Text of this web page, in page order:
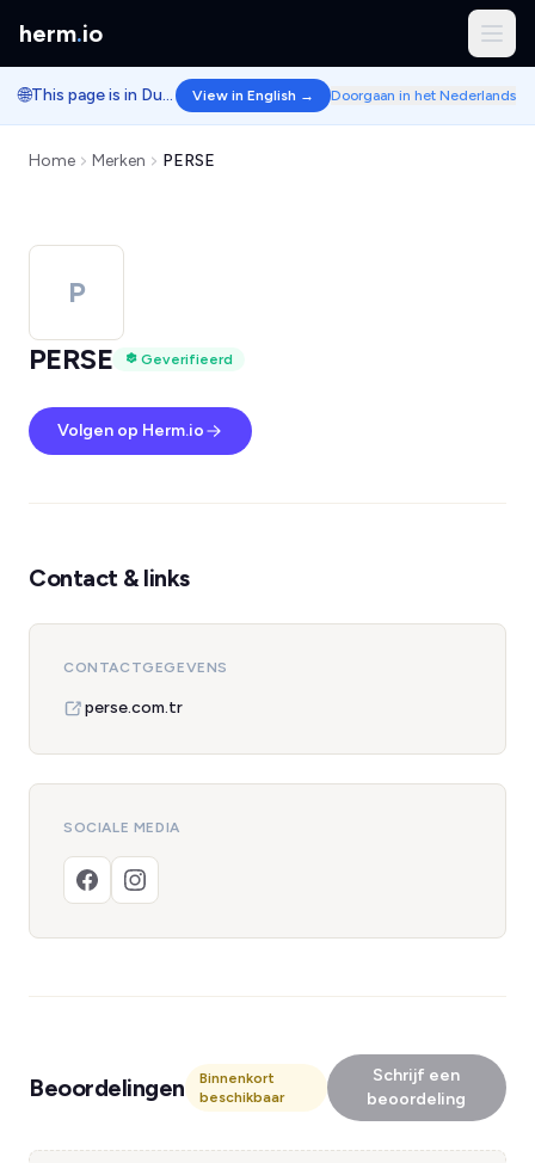
herm.io
🌐 This page is in Dutch. View in English → Doorgaan in het Nederlands
Home Merken PERSE
P
PERSE
Geverifieerd
Volgen op Herm.io
Contact & links
CONTACTGEGEVENS
perse.com.tr
SOCIALE MEDIA
Beoordelingen
Binnenkort
beschikbaar
Schrijf een
beoordeling